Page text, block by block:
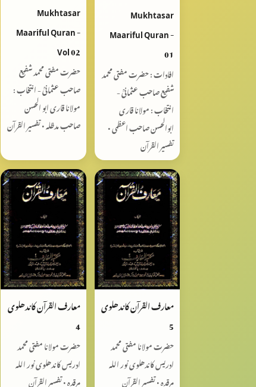
Mukhtasar
Maariful Quran -
01
افادات : حضرت مفتی محمد
شفیع صاحب عثمانیؒ -
انتخاب : مولانا قاری
ابوالحسن صاحب اعظمی •
تفسیر القرآن
Mukhtasar
Maariful Quran -
Vol 02
حضرت مفتی محمد شفیع
صاحب عثمانیؒ - انتخاب :
مولانا قاری ابو الحسن
صاحب مدظلہ • تفسیر القرآن
معارف القرآن کاندھلوی
5
حضرت مولانا مفتی محمد
ادریس کاندھلوی نور اللہ
مرقدہ • تفسیر القرآن
معارف القرآن کاندھلوی
4
حضرت مولانا مفتی محمد
ادریس کاندھلوی نور اللہ
مرقدہ • تفسیر القرآن